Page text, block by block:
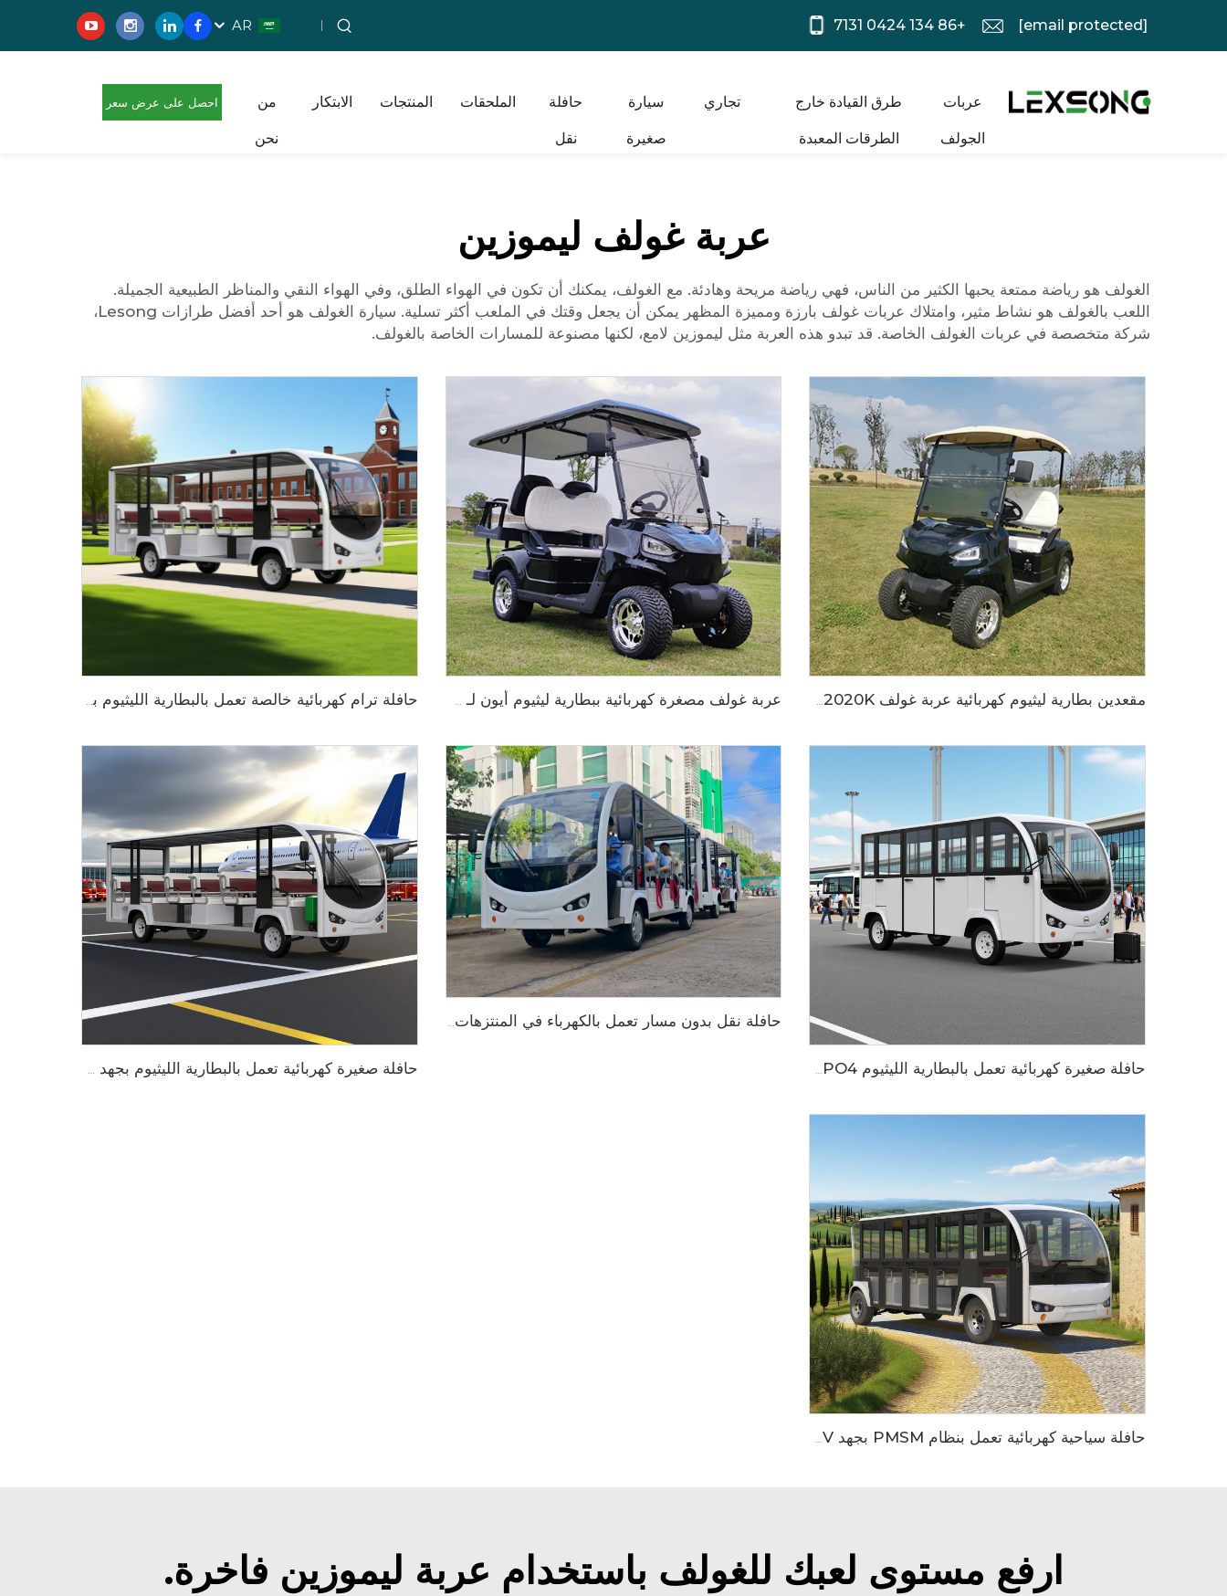
[email protected]
+86 134 0424 7131
AR
عربات
الجولف
طرق القيادة خارج
الطرقات المعبدة
تجاري سيارة
صغيرة
حافلة
نقل
الملحقات المنتجات الابتكار من
نحن
احصل على عرض سعر
عربة غولف ليموزين
الغولف هو رياضة ممتعة يحبها الكثير من الناس، فهي رياضة مريحة وهادئة. مع الغولف، يمكنك أن تكون في الهواء الطلق، وفي الهواء النقي والمناظر الطبيعية الجميلة.
اللعب بالغولف هو نشاط مثير، وامتلاك عربات غولف بارزة ومميزة المظهر يمكن أن يجعل وقتك في الملعب أكثر تسلية. سيارة الغولف
هو أحد أفضل طرازات Lesong،
شركة متخصصة في عربات الغولف الخاصة. قد تبدو هذه العربة مثل ليموزين لامع، لكنها مصنوعة للمسارات الخاصة بالغولف.
مقعدين بطارية ليثيوم كهربائية عربة غولف LS2020K حافلة ترام كهربائية خالصة تعمل بالبطارية الليثيوم بسعة 14 مقعدًا وجهد 72 فولت تُستخدم في الحدائق الحيوانية طراز LS6148K
حافلة صغيرة كهربائية تعمل بالبطارية الليثيوم LiFePO4 بسعة 200AH ذات أبواب من الألمنيوم وبسعة 14 مقعدًا طراز LS6148KF
حافلة نقل بدون مسار تعمل بالكهرباء في المنتزهات الترفيهية بسعة 29 راكبًا طراز LS6148KY
حافلة صغيرة كهربائية تعمل بالبطارية الليثيوم بجهد 96V تُستخدم في المنتجعات أو الفنادق بسعة 23 مقعدًا طراز LS6230K
حافلة سياحية كهربائية تعمل بنظام PMSM بجهد 96V وبطارية الليثيوم LFP بسعة 20KW و23 مقعدًا طراز LS6230KF
ارفع مستوى لعبك للغولف باستخدام عربة ليموزين فاخرة.